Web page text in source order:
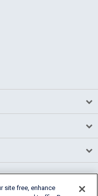
site free, enhance